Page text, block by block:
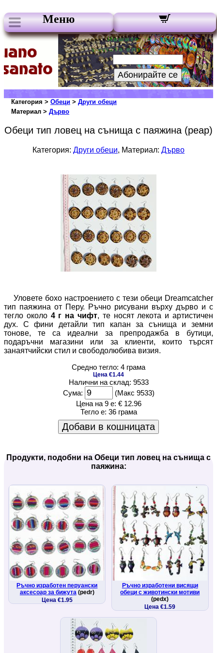
Меню
Нашите бюлетини:
Вашата електронна поща:
Абонирайте се
Категория > Обеци > Други обеци
Материал > Дърво
Обеци тип ловец на сънища с паяжина (peap)
Категория: Други обеци, Материал: Дърво
Уловете бохо настроението с тези обеци Dreamcatcher
тип паяжина от Перу. Ръчно рисувани върху дърво и с
тегло около 4 г на чифт, те носят лекота и артистичен
дух. С фини детайли тип капан за сънища и земни
тонове, те са идеални за препродажба в бутици,
подаръчни магазини или за клиенти, които търсят
занаятчийски стил и свободолюбива визия.
Средно тегло: 4 грама
Цена €1.44
Налични на склад: 9533
Сума:
(Макс 9533)
Цена на 9 е: € 12.96
Тегло е: 36 грама
Добави в кошницата
Продукти, подобни на Обеци тип ловец на сънища с
паяжина:
Ръчно изработен перуански
аксесоар за бижута (pedr)
Цена €1.95
Ръчно изработени висящи
обеци с животински мотиви
(pedx)
Цена €1.59